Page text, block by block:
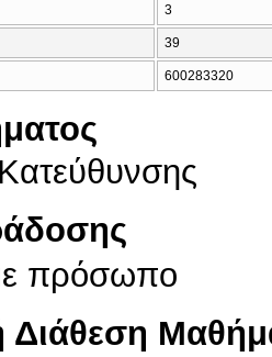
3
39
600283320
πρόσωπο
Διάθεση